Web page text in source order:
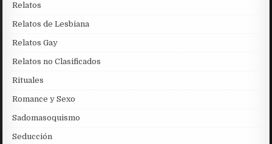
Relatos
Relatos de Lesbiana
Relatos Gay
Relatos no Clasificados
Rituales
Romance y Sexo
Sadomasoquismo
Seducción